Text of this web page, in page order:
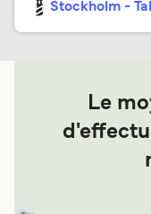
Stockholm -
Le